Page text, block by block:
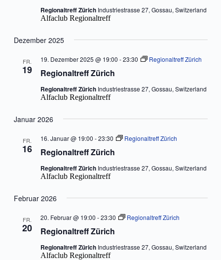
Regionaltreff Zürich Industriestrasse 27, Gossau, Switzerland
Alfaclub Regionaltreff
Dezember 2025
FR.
19 Regionaltreff Zürich
19. Dezember 2025 @ 19:00 -23:30 Regionaltreff Zürich
Regionaltreff Zürich Industriestrasse 27, Gossau, Switzerland
Alfaclub Regionaltreff
Januar 2026
FR.
16 Regionaltreff Zürich
16. Januar @ 19:00 -23:30 Regionaltreff Zürich
Regionaltreff Zürich Industriestrasse 27, Gossau, Switzerland
Alfaclub Regionaltreff
Februar 2026
FR.
20 Regionaltreff Zürich
20. Februar @ 19:00 -23:30 Regionaltreff Zürich
Regionaltreff Zürich Industriestrasse 27, Gossau, Switzerland
Alfaclub Regionaltreff